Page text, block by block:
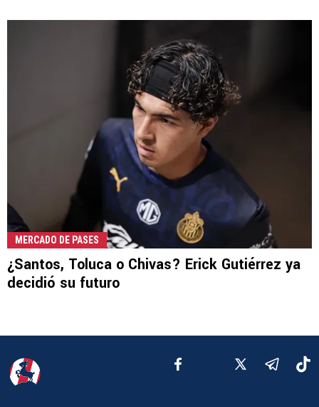
MERCADO DE PASES
¿Santos, Toluca o Chivas? Erick Gutiérrez ya
decidió su futuro